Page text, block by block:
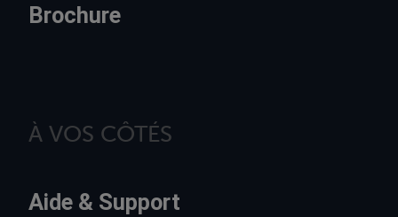
Brochure
À VOS CÔTÉS
Aide & Support